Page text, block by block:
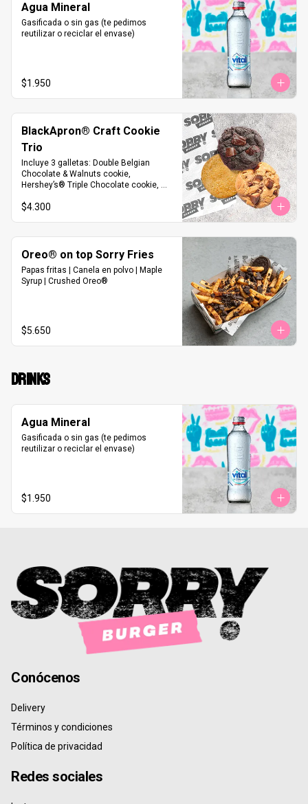
Agua Mineral
Gasificada o sin gas (te pedimos
reutilizar o reciclar el envase)
$1.950
BlackApron® Craft Cookie
Trio
Incluye 3 galletas: Double Belgian
Chocolate & Walnuts cookie,
Hershey’s® Triple Chocolate cookie,
$4.300
Oreo® on top Sorry Fries
Papas fritas | Canela en polvo | Maple
Syrup | Crushed Oreo®
$5.650
DRINKS
Agua Mineral
Gasificada o sin gas (te pedimos
reutilizar o reciclar el envase)
$1.950
Conócenos
Delivery
Términos y condiciones
Política de privacidad
Redes sociales